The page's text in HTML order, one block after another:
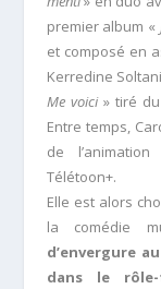
premier album «
et composé en
Kerredine
Me voici» tiré
Entre temps,
de
Télétoon+.
Elle est alors
la comédie
d’envergure
dans le